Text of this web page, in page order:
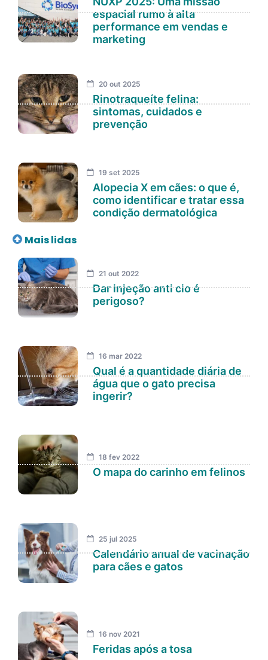
espacial rumo à alta
performance em vendas e
marketing
20 out 2025
Rinotraqueíte felina:
sintomas, cuidados e
prevenção
19 set 2025
Alopecia X em cães: o que é,
como identificar e tratar essa
condição dermatológica
Mais lidas
21 out 2022
Dar injeção anti cio é
perigoso?
16 mar 2022
Qual é a quantidade diária de
água que o gato precisa
ingerir?
18 fev 2022
O mapa do carinho em felinos
25 jul 2025
Calendário anual de vacinação
para cães e gatos
16 nov 2021
Feridas após a tosa